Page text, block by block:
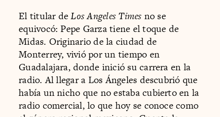
El titular deLos Angeles Times no se
equivocó: Pepe Garza tiene el toque de
Midas. Originario de la ciudad de
Monterrey, vivió por un tiempo en
Guadalajara, donde inició su carrera en la
radio. Al llegar a Los Ángeles descubrió que
había un nicho que no estaba cubierto en la
radio comercial, lo que hoy se conoce como